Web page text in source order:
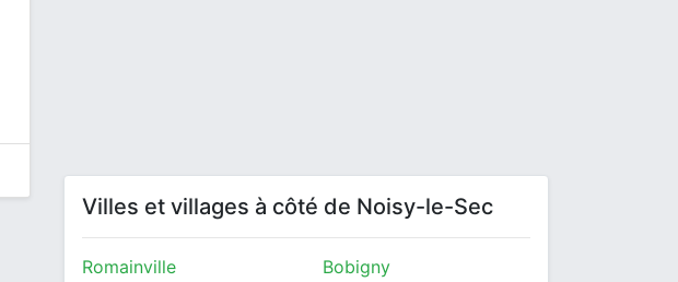
Villes et villages à côté de Noisy-le-Sec
Romainville
Bobigny